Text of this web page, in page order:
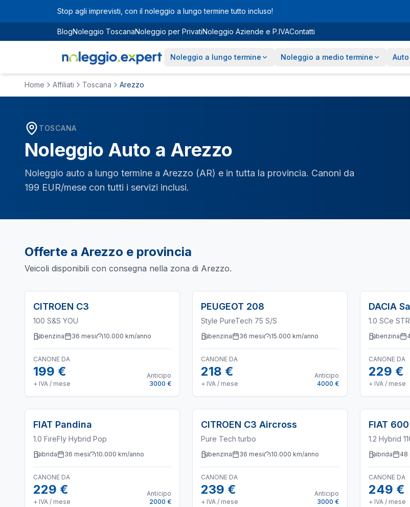
Vai al contenuto principale
Stop agli imprevisti, con il noleggio a lungo termine tutto incluso!
BlogNoleggio ToscanaNoleggio per PrivatiNoleggio Aziende e P.IVAContatti
Noleggio a lungo termine Noleggio a medio termine
Home Affiliati Toscana Arezzo
TOSCANA
Noleggio Auto a Arezzo
Noleggio auto a lungo termine a Arezzo (AR) e in tutta la provincia. Canoni da
199 EUR/mese con tutti i servizi inclusi.
Offerte a Arezzo e provincia
Veicoli disponibili con consegna nella zona di Arezzo.
CITROEN C3
100 S&S YOU
benzina 36 mesi 10.000 km/anno
CANONE DA
199 €
+ IVA / mese
Anticipo
3000 €
PEUGEOT 208
Style PureTech 75 S/S
benzina 36 mesi 15.000 km/anno
CANONE DA
218 €
+ IVA / mese
Anticipo
4000 €
DACIA
1.0 SCe
benzina
CANONE DA
229 €
+ IVA / mese
FIAT Pandina
1.0 FireFly Hybrid Pop
ibrida 36 mesi 10.000 km/anno
CANONE DA
229 €
+ IVA / mese
Anticipo
2000 €
CITROEN C3 Aircross
Pure Tech turbo
benzina 36 mesi 10.000 km/anno
CANONE DA
239 €
+ IVA / mese
Anticipo
3000 €
FIAT 600
1.2 Hybrid
ibrida 48
CANONE DA
249 €
+ IVA / mese